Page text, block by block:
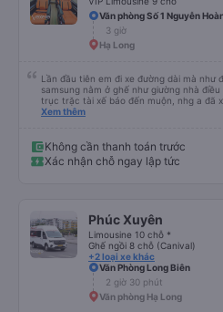
Văn phòng Số 1 Nguyễn
3 giờ
Hạ Long
Lần đầu tiên em đi xe đường dài mà như
samsung nằm ở ghế như giường nhà
trục trặc tài xế báo đến muộn, nhg a đã
trên hệ thống. Anh tài xế Văn Sĩ quá vui
Xem thêm
Không cần thanh toán trước
Xác nhận chỗ ngay lập tức
Phúc Xuyên
Limousine 10 chỗ *
Ghế ngồi 8 chỗ (Canival)
+2 loại xe khác
Văn Phòng Long Biên
2 giờ 30 phút
Văn phòng Hạ Long